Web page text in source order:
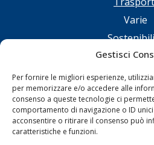
Gestisci
Per fornire le migliori esperienze,
per memorizzare e/o accedere alle
consenso a queste tecnologie ci
comportamento di navigazione o ID
acconsentire o ritirare il consenso può
caratteristiche e funzioni.
Varie
Compagnie di
Blue
Diporto
Chi
Contatti